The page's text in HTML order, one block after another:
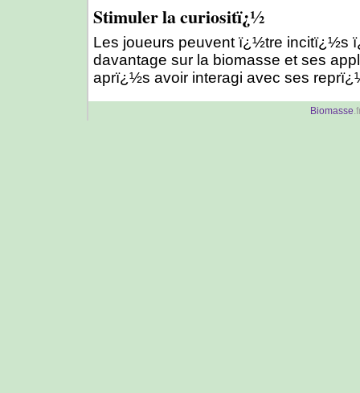
Stimuler la curiositï¿½
Les joueurs peuvent ï¿½tre incitï¿½s
davantage sur la biomasse et ses
aprï¿½s avoir interagi avec ses
Biomasse